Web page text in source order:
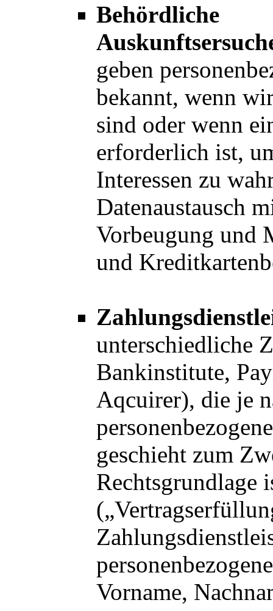
Behördliche
geben
bekannt, wenn
sind oder wenn
erforderlich ist,
Interessen zu
Datenaustausch
Vorbeugung und
und
unterschiedliche
Bankinstitute,
Aqcuirer), die je
geschieht zum
Rechtsgrundlage
Vorname,